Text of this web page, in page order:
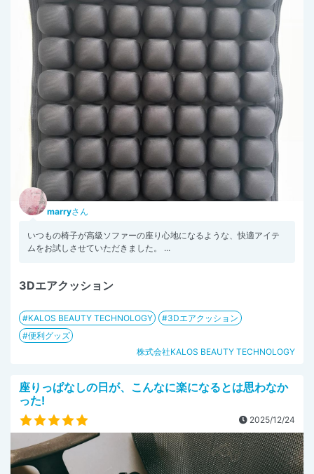
marryさん
いつもの椅子が高級ソファーの座り心地になるような、快適アイテ
ムをお試しさせていただきました。 ...
3Dエアクッション
KALOS BEAUTY TECHNOLOGY
3Dエアクッション
便利グッズ
株式会社KALOS BEAUTY TECHNOLOGY
座りっぱなしの日が、こんなに楽になるとは思わなか
った!
2025/12/24